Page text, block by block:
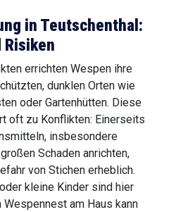
in Teutschenthal:
Risiken
errichten Wespen ihre
dunklen Orten wie
oder Gartenhütten. Diese
oft zu Konflikten: Einerseits
insbesondere
Schaden anrichten,
von Stichen erheblich.
kleine Kinder sind hier
am Haus kann